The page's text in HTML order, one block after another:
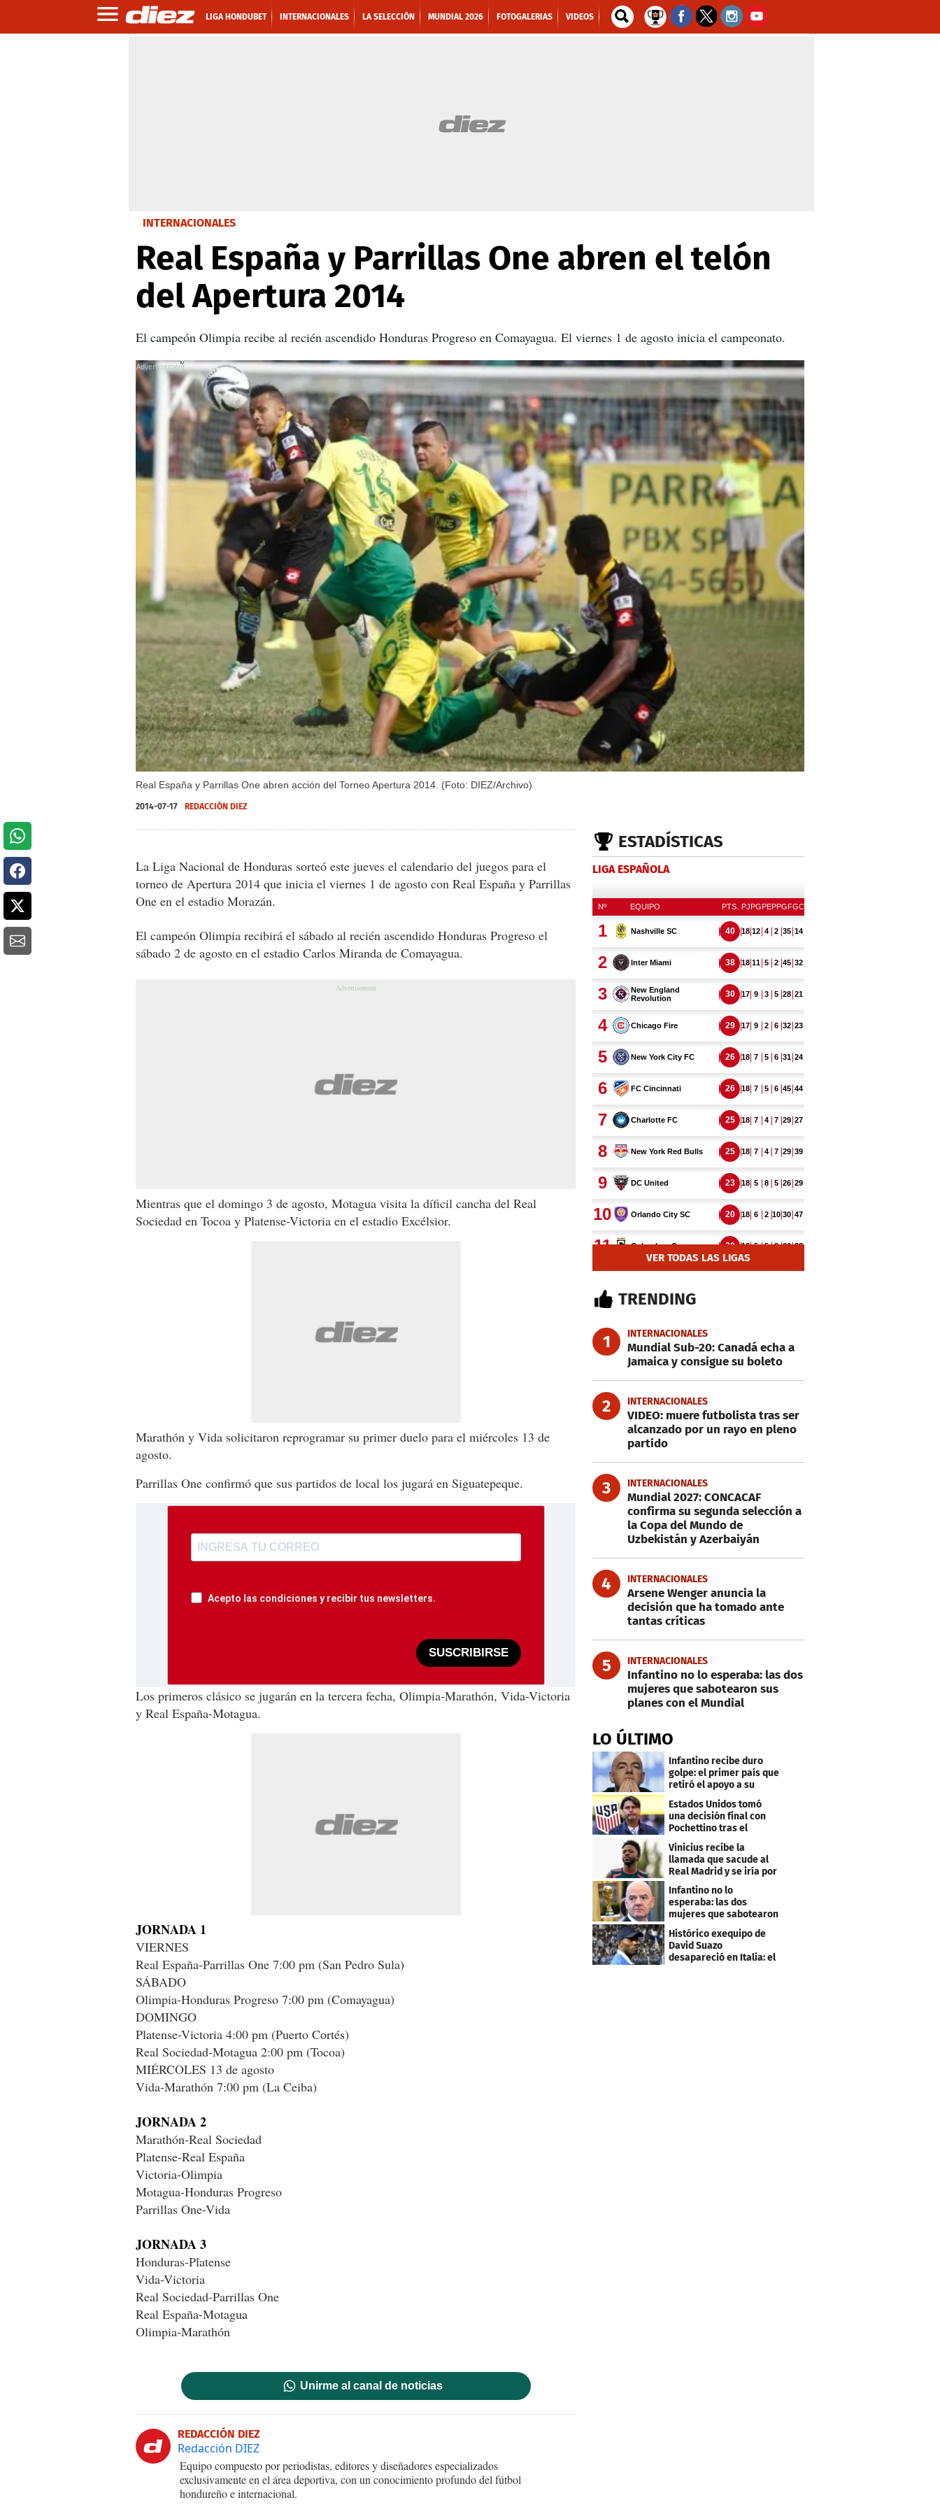
LIGA HONDUBET INTERNACIONALES LA SELECCIÓN MUNDIAL 2026 FOTOGALERIAS VIDEOS
INTERNACIONALES
Real España y Parrillas One abren el telón
del Apertura 2014
El campeón Olimpia recibe al recién ascendido Honduras Progreso en Comayagua. El viernes 1 de agosto inicia el campeonato.
Real España y Parrillas One abren acción del Torneo Apertura 2014. (Foto: DIEZ/Archivo)
X
2014-07-17 REDACCIÓN DIEZ
La Liga Nacional de Honduras sorteó este jueves el calendario del juegos para el
torneo de Apertura 2014 que inicia el viernes 1 de agosto con Real España y Parrillas
One en el estadio Morazán.
El campeón Olimpia recibirá el sábado al recién ascendido Honduras Progreso el
sábado 2 de agosto en el estadio Carlos Miranda de Comayagua.
Mientras que el domingo 3 de agosto, Motagua visita la díficil cancha del Real
Sociedad en Tocoa y Platense-Victoria en el estadio Excélsior.
Marathón y Vida solicitaron reprogramar su primer duelo para el miércoles 13 de
agosto.
Parrillas One confirmó que sus partidos de local los jugará en Siguatepeque.
Acepto las condiciones y recibir tus newsletters.
SUSCRIBIRSE
Los primeros clásico se jugarán en la tercera fecha, Olimpia-Marathón, Vida-Victoria
y Real España-Motagua.
JORNADA 1
VIERNES
Real España-Parrillas One 7:00 pm (San Pedro Sula)
SÁBADO
Olimpia-Honduras Progreso 7:00 pm (Comayagua)
DOMINGO
Platense-Victoria 4:00 pm (Puerto Cortés)
Real Sociedad-Motagua 2:00 pm (Tocoa)
MIÉRCOLES 13 de agosto
Vida-Marathón 7:00 pm (La Ceiba)
JORNADA 2
Marathón-Real Sociedad
Platense-Real España
Victoria-Olimpia
Motagua-Honduras Progreso
Parrillas One-Vida
JORNADA 3
Honduras-Platense
Vida-Victoria
Real Sociedad-Parrillas One
Real España-Motagua
Olimpia-Marathón
Unirme al canal de noticias
REDACCIÓN DIEZ
Redacción DIEZ
Equipo compuesto por periodistas, editores y diseñadores especializados
exclusivamente en el área deportiva, con un conocimiento profundo del fútbol
hondureño e internacional.
ESTADÍSTICAS
LIGA ESPAÑOLA
VER TODAS LAS LIGAS
TRENDING
1 INTERNACIONALES
Mundial Sub-20: Canadá echa a
Jamaica y consigue su boleto
2 INTERNACIONALES
VIDEO: muere futbolista tras ser
alcanzado por un rayo en pleno
partido
3 INTERNACIONALES
Mundial 2027: CONCACAF
confirma su segunda selección a
la Copa del Mundo de
Uzbekistán y Azerbaiyán
4 INTERNACIONALES
Arsene Wenger anuncia la
decisión que ha tomado ante
tantas críticas
5 INTERNACIONALES
Infantino no lo esperaba: las dos
mujeres que sabotearon sus
planes con el Mundial
LO ÚLTIMO
Infantino recibe duro
golpe: el primer país que
retiró el apoyo a su
Estados Unidos tomó
una decisión final con
Pochettino tras el
Mundial
Vinicius recibe la
llamada que sacude al
Real Madrid y se iría por
este salario
Infantino no lo
esperaba: las dos
mujeres que sabotearon
sus planes con el
Mundial
Histórico exequipo de
David Suazo
desapareció en Italia: el